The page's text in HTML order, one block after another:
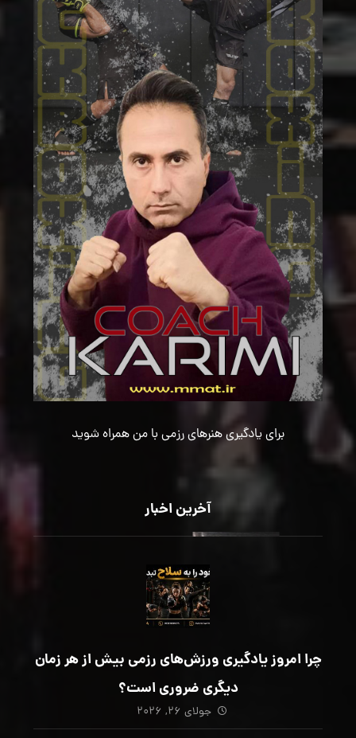
برای یادگیری هنرهای رزمی با من همراه شوید
آخرین اخبار
چرا امروز یادگیری ورزش‌های رزمی بیش از هر زمان
دیگری ضروری است؟
جولای ۲۶, ۲۰۲۶